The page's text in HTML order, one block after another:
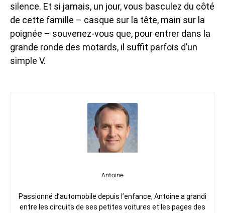
silence. Et si jamais, un jour, vous basculez du côté
de cette famille – casque sur la tête, main sur la
poignée – souvenez-vous que, pour entrer dans la
grande ronde des motards, il suffit parfois d’un
simple V.
Antoine
Passionné d’automobile depuis l’enfance, Antoine a grandi
entre les circuits de ses petites voitures et les pages des